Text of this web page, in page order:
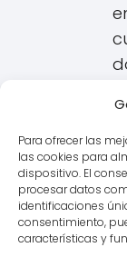
Para ofrecer las
las cookies para
dispositivo. El
procesar datos
identificaciones
consentimiento,
características y